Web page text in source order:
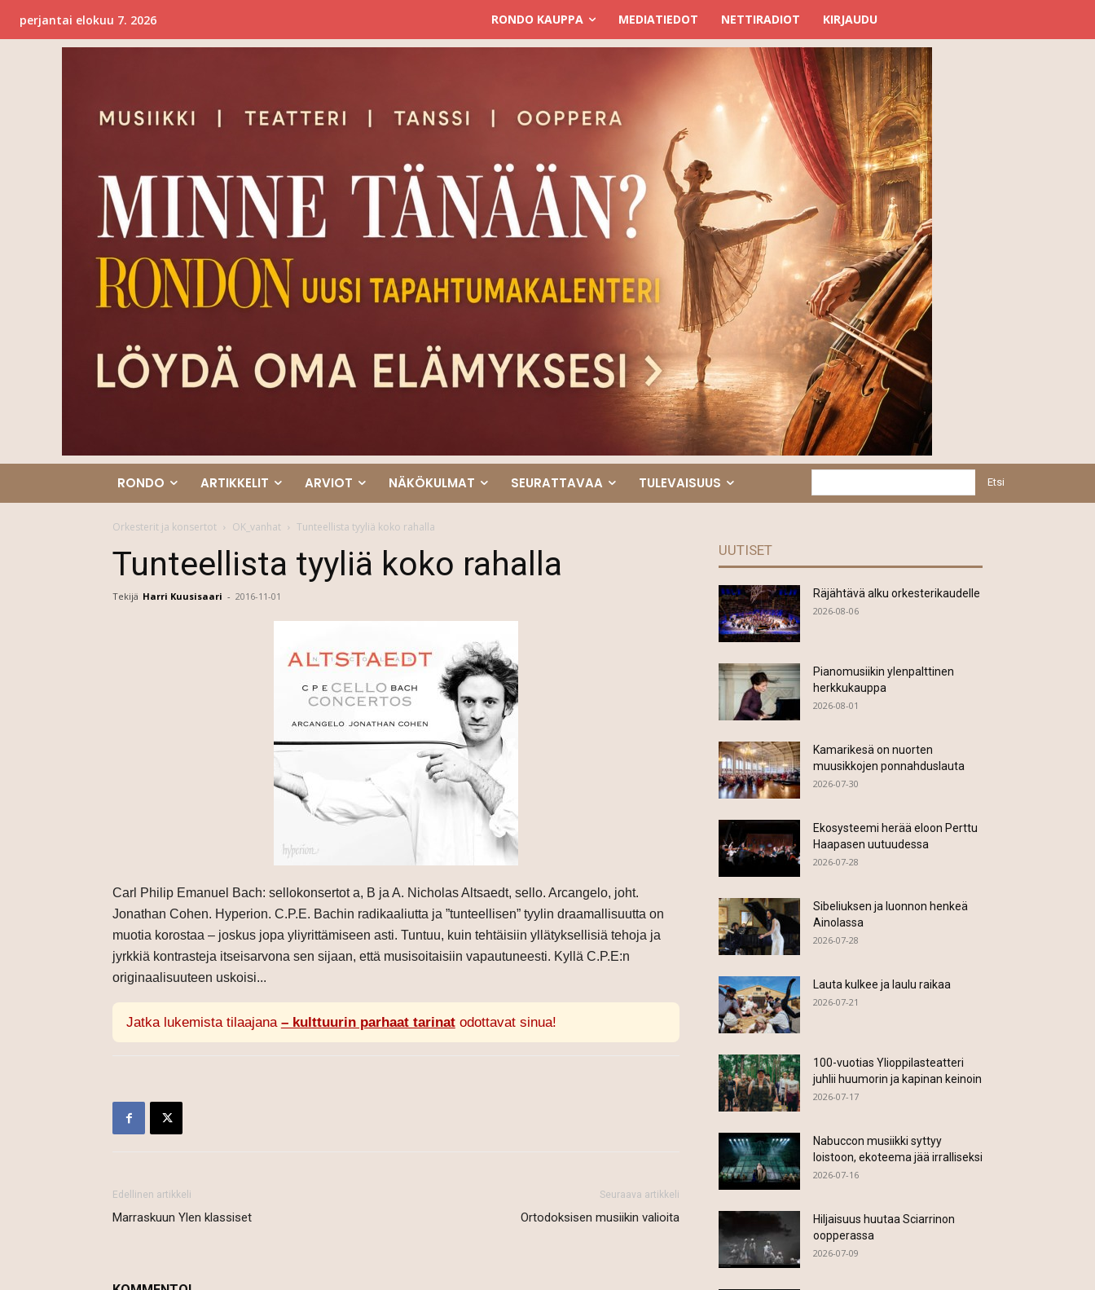
perjantai elokuu 7. 2026 RONDO KAUPPA MEDIATIEDOT NETTIRADIOT KIRJAUDU
RONDO ARTIKKELIT ARVIOT NÄKÖKULMAT SEURATTAVAA TULEVAISUUS Etsi
Orkesterit ja konsertot OK_vanhat Tunteellista tyyliä koko rahalla
Tunteellista tyyliä koko rahalla
Tekijä Harri Kuusisaari - 2016-11-01
Carl Philip Emanuel Bach: sellokonsertot a, B ja A. Nicholas Altsaedt, sello. Arcangelo, joht.
Jonathan Cohen. Hyperion. C.P.E. Bachin radikaaliutta ja ”tunteellisen” tyylin draamallisuutta on
muotia korostaa – joskus jopa yliyrittämiseen asti. Tuntuu, kuin tehtäisiin yllätyksellisiä tehoja ja
jyrkkiä kontrasteja itseisarvona sen sijaan, että musisoitaisiin vapautuneesti. Kyllä C.P.E:n
originaalisuuteen uskoisi...
Jatka lukemista tilaajana – kulttuurin parhaat tarinatodottavat sinua!
Edellinen artikkeli
Marraskuun Ylen klassiset
Seuraava artikkeli
Ortodoksisen musiikin valioita
UUTISET
Räjähtävä alku orkesterikaudelle
2026-08-06
Pianomusiikin ylenpalttinen
herkkukauppa
2026-08-01
Kamarikesä on nuorten
muusikkojen ponnahduslauta
2026-07-30
Ekosysteemi herää eloon Perttu
Haapasen uutuudessa
2026-07-28
Sibeliuksen ja luonnon henkeä
Ainolassa
2026-07-28
Lauta kulkee ja laulu raikaa
2026-07-21
100-vuotias Ylioppilasteatteri
juhlii huumorin ja kapinan keinoin
2026-07-17
Nabuccon musiikki syttyy
loistoon, ekoteema jää irralliseksi
2026-07-16
Hiljaisuus huutaa Sciarrinon
oopperassa
2026-07-09